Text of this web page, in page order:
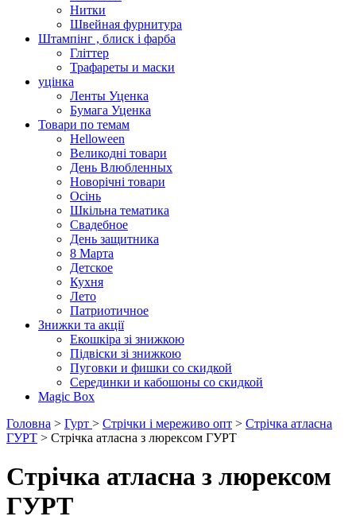
Нитки
Швейная фурнитура
Штампінг , блиск і фарба
Гліттер
Трафареты и маски
уцінка
Ленты Уценка
Бумага Уценка
Товари по темам
Helloween
Великодні товари
День Влюбленных
Новорічні товари
Осінь
Шкільна тематика
Свадебное
День защитника
8 Марта
Детское
Кухня
Лето
Патриотичное
Знижки та акції
Екошкіра зі знижкою
Підвіски зі знижкою
Пуговки и фишки со скидкой
Серединки и кабошоны со скидкой
Magic Box
Головна > Гурт > Стрічки і мереживо опт > Стрічка атласна
ГУРТ > Стрічка атласна з люрексом ГУРТ
Стрічка атласна з люрексом
ГУРТ